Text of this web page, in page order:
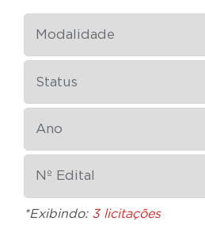
*Exibindo: 3 licitações